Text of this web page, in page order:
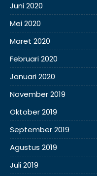
Juni 2020
Mei 2020
Maret 2020
Februari 2020
Januari 2020
November 2019
Oktober 2019
September 2019
Agustus 2019
Juli 2019